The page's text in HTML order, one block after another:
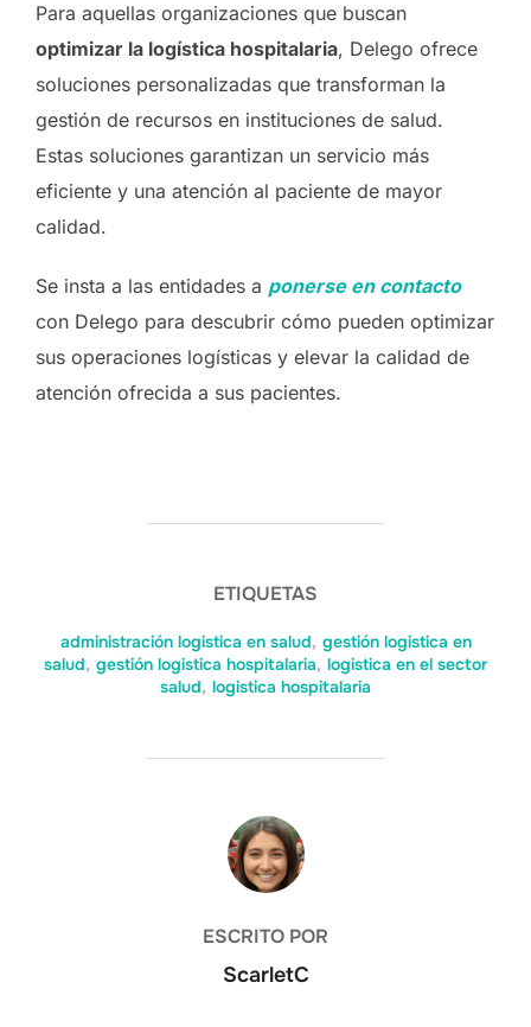
Para aquellas organizaciones que buscan
optimizar la logística hospitalaria, Delego ofrece
soluciones personalizadas que transforman la
gestión de recursos en instituciones de salud.
Estas soluciones garantizan un servicio más
eficiente y una atención al paciente de mayor
calidad.
Se insta a las entidades a ponerse en contacto
con Delego para descubrir cómo pueden optimizar
sus operaciones logísticas y elevar la calidad de
atención ofrecida a sus pacientes.
ETIQUETAS
administración logistica en salud, gestión logistica en
salud, gestión logistica hospitalaria, logistica en el sector
salud, logistica hospitalaria
AUTOR DE LA PUBLICACIÓN
ESCRITO POR
ScarletC